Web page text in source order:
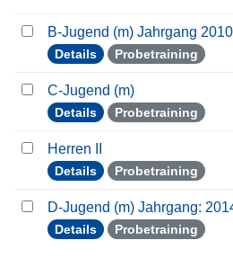
B-Jugend (m) Jahrgang
Details Probetraining
C-Jugend (m)
Details Probetraining
Herren II
Details Probetraining
D-Jugend (m) Jahrgang:
Details Probetraining